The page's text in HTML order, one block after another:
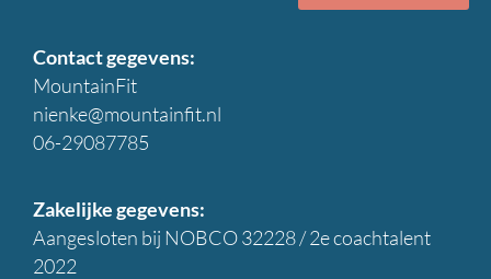
Contact gegevens:
MountainFit
nienke@mountainfit.nl
06-29087785
Zakelijke gegevens:
Aangesloten bij NOBCO 32228 /2e coachtalent
2022